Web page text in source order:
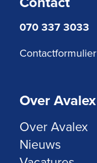
070 337 3033
Contactformulier
Over Avalex
Over Avalex
Nieuws